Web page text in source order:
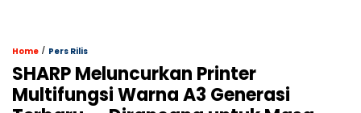
Home / Pers Rilis
SHARP Meluncurkan Printer
Multifungsi Warna A3 Generasi